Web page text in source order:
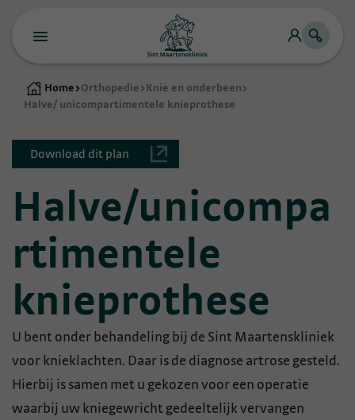
Home >Orthopedie > Knie en onderbeen >
Halve/ unicompartimentele knieprothese
Download dit plan
Halve/unicompa
rtimentele
knieprothese
​U bent onder behandeling bij de Sint Maartenskliniek
voor knieklachten. Daar is de diagnose artrose gesteld.
Hierbij is samen met u gekozen voor een operatie
waarbij uw kniegewricht gedeeltelijk vervangen